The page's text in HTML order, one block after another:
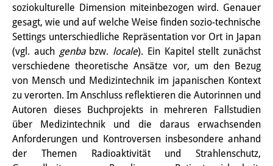
DIJ Videos
Miscellanea
Podcasts
Frühere Publikationsreihen
Bibliothek
Die Bibliothek ist für die
soziokulturelle Dimension miteinbezogen wird. Genauer
gesagt, wie und auf welche Weise finden sozio-technische
Settings unterschiedliche Repräsentation vor Ort in Japan
(vgl. auch genbabzw. locale). Ein Kapitel stellt zunächst
verschiedene theoretische Ansätze vor, um den Bezug
von Mensch und Medizintechnik im japanischen Kontext
zu verorten. Im Anschluss reflektieren die Autorinnen und
Autoren dieses Buchprojekts in mehreren Fallstudien
über Medizintechnik und die daraus erwachsenden
Anforderungen und Kontroversen insbesondere anhand
der Themen Radioaktivität und Strahlenschutz,